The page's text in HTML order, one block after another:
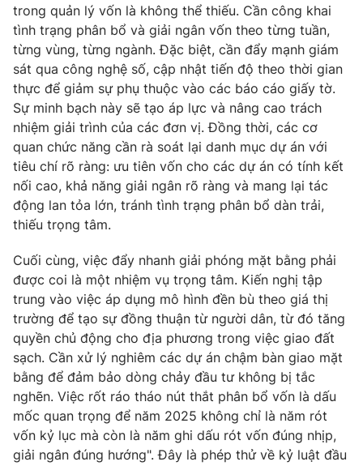
trong quản lý vốn là không thể thiếu. Cần công khai
tình trạng phân bổ và giải ngân vốn theo từng tuần,
từng vùng, từng ngành. Đặc biệt, cần đẩy mạnh giám
sát qua công nghệ số, cập nhật tiến độ theo thời gian
thực để giảm sự phụ thuộc vào các báo cáo giấy tờ.
Sự minh bạch này sẽ tạo áp lực và nâng cao trách
nhiệm giải trình của các đơn vị. Đồng thời, các cơ
quan chức năng cần rà soát lại danh mục dự án với
tiêu chí rõ ràng: ưu tiên vốn cho các dự án có tính kết
nối cao, khả năng giải ngân rõ ràng và mang lại tác
động lan tỏa lớn, tránh tình trạng phân bổ dàn trải,
thiếu trọng tâm.
Cuối cùng, việc đẩy nhanh giải phóng mặt bằng phải
được coi là một nhiệm vụ trọng tâm. Kiến nghị tập
trung vào việc áp dụng mô hình đền bù theo giá thị
trường để tạo sự đồng thuận từ người dân, từ đó tăng
quyền chủ động cho địa phương trong việc giao đất
sạch. Cần xử lý nghiêm các dự án chậm bàn giao mặt
bằng để đảm bảo dòng chảy đầu tư không bị tắc
nghẽn. Việc rốt ráo tháo nút thắt phân bổ vốn là dấu
mốc quan trọng để năm 2025 không chỉ là năm rót
vốn kỷ lục mà còn là năm ghi dấu rót vốn đúng nhịp,
giải ngân đúng hướng". Đây là phép thử về kỷ luật đầu